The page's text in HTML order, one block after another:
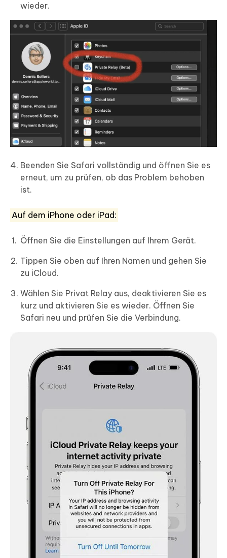
wieder.
Beenden Sie Safari vollständig und öffnen Sie es
erneut, um zu prüfen, ob das Problem behoben
ist.
Auf dem iPhone oder iPad:
Öffnen Sie die Einstellungen auf Ihrem Gerät.
Tippen Sie oben auf Ihren Namen und gehen Sie
zu iCloud.
Wählen Sie Privat Relay aus, deaktivieren Sie es
kurz und aktivieren Sie es wieder. Öffnen Sie
Safari neu und prüfen Sie die Verbindung.